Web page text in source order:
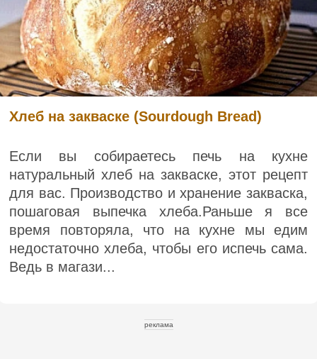
Хлеб на закваске (Sourdough Bread)
Если вы собираетесь печь на кухне
натуральный хлеб на закваске, этот рецепт
для вас. Производство и хранение закваска,
пошаговая выпечка хлеба.Раньше я все
время повторяла, что на кухне мы едим
недостаточно хлеба, чтобы его испечь сама.
Ведь в магази...
реклама